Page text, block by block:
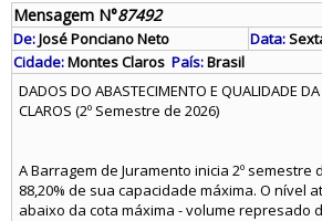
Mensagem N°87492
De:José Ponciano Neto Data:
Cidade:Montes Claros País:Brasil
DADOS DO ABASTECIMENTO E QUALIDADE
CLAROS (2º Semestre de 2026)
A Barragem de Juramento inicia 2º semestre
88,20% de sua capacidade máxima. O nível
abaixo da cota máxima - volume represado